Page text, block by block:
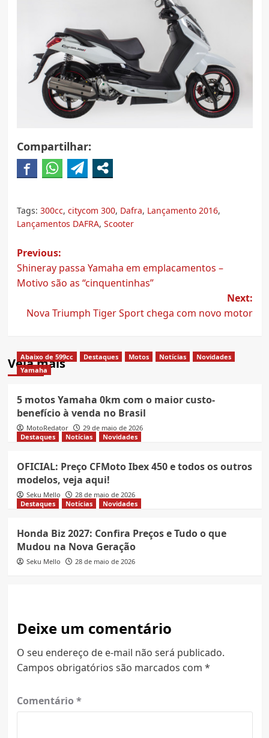
Compartilhar:
Tags: 300cc, citycom 300, Dafra, Lançamento 2016,
Lançamentos DAFRA, Scooter
Post
navigation
Previous:
Shineray passa Yamaha em emplacamentos –
Motivo são as “cinquentinhas”
Next:
Nova Triumph Tiger Sport chega com novo motor
Veja mais
Abaixo de 599cc Destaques Motos Notícias
Novidades
Yamaha
5 motos Yamaha 0km com o maior custo-
benefício à venda no Brasil
MotoRedator
29 de maio de 2026
Destaques
Notícias Novidades
OFICIAL: Preço CFMoto Ibex 450 e todos os outros
modelos, veja aqui!
Seku Mello
28 de maio de 2026
Destaques
Notícias Novidades
Honda Biz 2027: Confira Preços e Tudo o que
Mudou na Nova Geração
Seku Mello 28 de maio de 2026
Deixe um comentário
O seu endereço de e-mail não será publicado.
Campos obrigatórios são marcados com *
Comentário *